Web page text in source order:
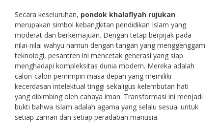
Secara keseluruhan, pondok khalafiyah rujukan
merupakan simbol kebangkitan pendidikan Islam yang
moderat dan berkemajuan. Dengan tetap berpijak pada
nilai-nilai wahyu namun dengan tangan yang menggenggam
teknologi, pesantren ini mencetak generasi yang siap
menghadapi kompleksitas dunia modern. Mereka adalah
calon-calon pemimpin masa depan yang memiliki
kecerdasan intelektual tinggi sekaligus kelembutan hati
yang dibimbing oleh cahaya iman. Transformasi ini menjadi
bukti bahwa Islam adalah agama yang selalu sesuai untuk
setiap zaman dan setiap peradaban manusia.